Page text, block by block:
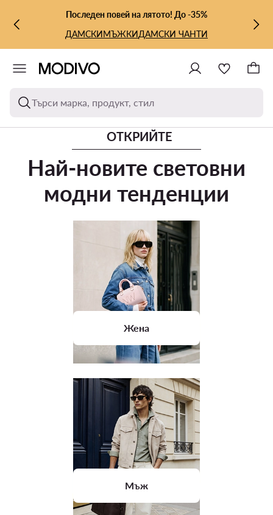
КЪМ ОСНОВНОТО СЪДЪРЖАНИЕ
КЪМ ТЪРСЕНЕПоследен повей на лятото! До -35%
ДАМСКИМЪЖКИДАМСКИ ЧАНТИ
Търси марка, продукт, стил
ОТКРИЙТЕ
Най-новите световни
модни тенденции
Жена
Мъж